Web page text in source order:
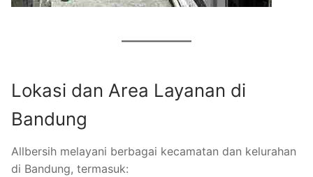
Lokasi dan Area Layanan di
Bandung
Allbersih melayani berbagai kecamatan dan kelurahan
di Bandung, termasuk: